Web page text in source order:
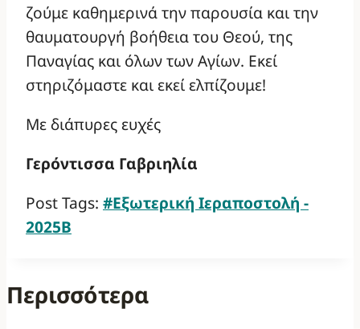
ζούμε καθημερινά την παρουσία και την
θαυματουργή βοήθεια του Θεού, της
Παναγίας και όλων των Αγίων. Εκεί
στηριζόμαστε και εκεί ελπίζουμε!
Με διάπυρες ευχές
Γερόντισσα Γαβριηλία
Post Tags: #Εξωτερική Ιεραποστολή -
2025Β
Περισσότερα